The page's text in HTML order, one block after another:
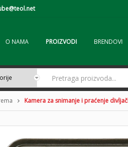
O NAMA PROIZVODI BRENDOVI
Kamera za snimanje i praćenje